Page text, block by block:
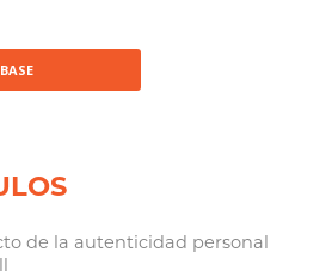
de la autenticidad personal